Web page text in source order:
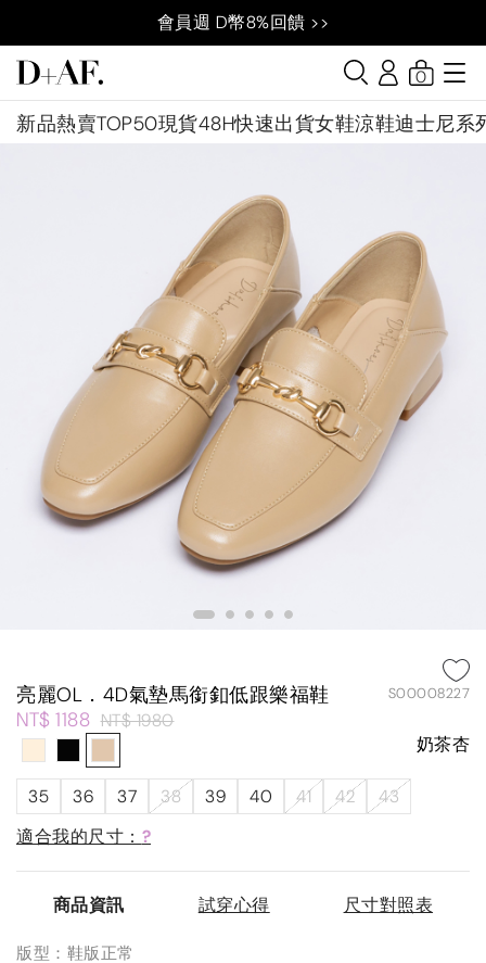
會員週 D幣8%回饋 >>
新品熱賣TOP50現貨48H快速出貨女鞋涼鞋迪士尼系
0
亮麗OL．4D氣墊馬銜釦低跟樂福鞋 S00008227
NT$ 1188 NT$ 1980
奶茶杏
35 36 37 38 39 40 41 42
43
適合我的尺寸： ?
商品資訊 試穿心得 尺寸對照表
版型：鞋版正常